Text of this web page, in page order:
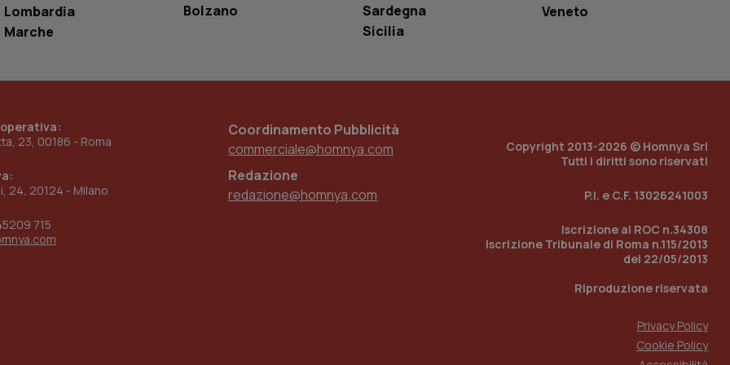
Lombardia
Marche
Bolzano
Sardegna
Sicilia
Veneto
23, 00186 - Roma
24, 20124 - Milano
715
Coordinamento Pubblicità
commerciale@homnya.com
Redazione
redazione@homnya.com
Copyright 2013-2026 © Homnya Srl
Tutti i diritti sono riservati
P.I. e C.F. 13026241003
Iscrizione al ROC n.34308
Iscrizione Tribunale di Roma n.115/2013
del 22/05/2013
Riproduzione riservata
Privacy Policy
Cookie Policy
www.quotidianosanita.it
Questo cookie è impostato dall'applicazione per abilitare il
sistema di tracking solo in caso di utenti loggato con identity